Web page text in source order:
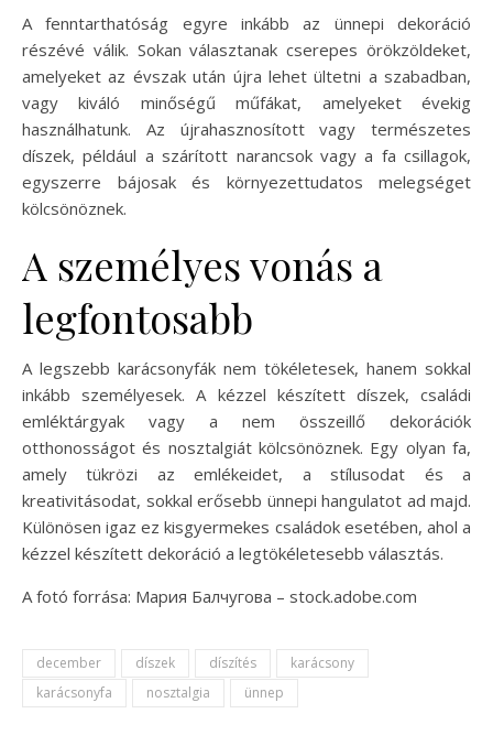
A fenntarthatóság egyre inkább az ünnepi dekoráció
részévé válik. Sokan választanak cserepes örökzöldeket,
amelyeket az évszak után újra lehet ültetni a szabadban,
vagy kiváló minőségű műfákat, amelyeket évekig
használhatunk. Az újrahasznosított vagy természetes
díszek, például a szárított narancsok vagy a fa csillagok,
egyszerre bájosak és környezettudatos melegséget
kölcsönöznek.
A személyes vonás a
legfontosabb
A legszebb karácsonyfák nem tökéletesek, hanem sokkal
inkább személyesek. A kézzel készített díszek, családi
emléktárgyak vagy a nem összeillő dekorációk
otthonosságot és nosztalgiát kölcsönöznek. Egy olyan fa,
amely tükrözi az emlékeidet, a stílusodat és a
kreativitásodat, sokkal erősebb ünnepi hangulatot ad majd.
Különösen igaz ez kisgyermekes családok esetében, ahol a
kézzel készített dekoráció a legtökéletesebb választás.
A fotó forrása: Мария Балчугова – stock.adobe.com
december díszek díszítés
karácsony
karácsonyfa
nosztalgia ünnep